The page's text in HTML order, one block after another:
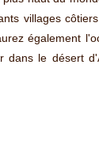
villages
également
dans le désert